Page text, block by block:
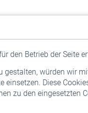
den Betrieb der Seite
würden wir
Diese
zu den eingesetzten